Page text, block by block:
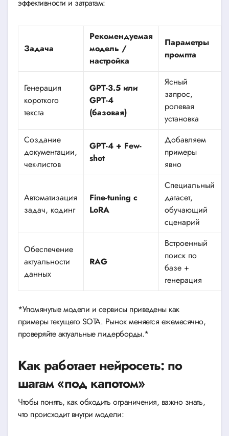
эффективности и затратам:
Задача
Рекомендуемая
модель /
настройка
Параметры
промпта
Генерация
короткого
текста
GPT-3.5 или
GPT-4
(базовая)
Ясный
запрос,
ролевая
установка
Создание
документации,
чек-листов
GPT-4 + Few-
shot
Добавляем
примеры
явно
Автоматизация
задач, кодинг
Fine-tuning с
LoRA
Специальный
датасет,
обучающий
сценарий
Обеспечение
актуальности
данных
RAG
Встроенный
поиск по
базе +
генерация
*Упомянутые модели и сервисы приведены как
примеры текущего SOTA. Рынок меняется ежемесячно,
проверяйте актуальные лидерборды.*
Как работает нейросеть: по
шагам «под капотом»
Чтобы понять, как обходить ограничения, важно знать,
что происходит внутри модели: